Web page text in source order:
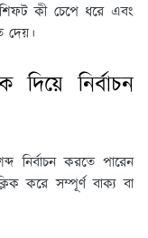
শিফট কী চেপে ধরে এবং
দেয়।
নির্বাচন
নির্বাচন করতে পারেন
করে সম্পূর্ণ বাক্য বা